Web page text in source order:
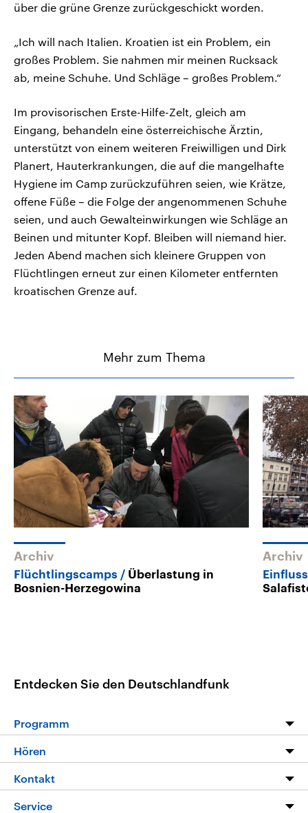
über die grüne Grenze zurückgeschickt worden.
„Ich will nach Italien. Kroatien ist ein Problem, ein
großes Problem. Sie nahmen mir meinen Rucksack
ab, meine Schuhe. Und Schläge – großes Problem.“
Im provisorischen Erste-Hilfe-Zelt, gleich am
Eingang, behandeln eine österreichische Ärztin,
unterstützt von einem weiteren Freiwilligen und Dirk
Planert, Hauterkrankungen, die auf die mangelhafte
Hygiene im Camp zurückzuführen seien, wie Krätze,
offene Füße – die Folge der angenommenen Schuhe
seien, und auch Gewalteinwirkungen wie Schläge an
Beinen und mitunter Kopf. Bleiben will niemand hier.
Jeden Abend machen sich kleinere Gruppen von
Flüchtlingen erneut zur einen Kilometer entfernten
kroatischen Grenze auf.
Mehr zum Thema
Archiv
Flüchtlingscamps
Überlastung in
Bosnien-Herzegowina
Archiv
Entdecken Sie den Deutschlandfunk
Programm
Programm
Die Nachrichten
Hören
Livestream
Kontakt
Hörerservice
Service